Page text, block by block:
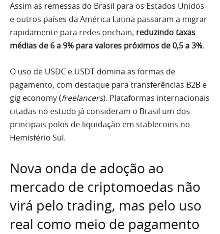
Assim as remessas do Brasil para os Estados Unidos
e outros países da América Latina passaram a migrar
rapidamente para redes onchain, reduzindo taxas
médias de 6 a 9% para valores próximos de 0,5 a 3%.
O uso de USDC e USDT domina as formas de
pagamento, com destaque para transferências B2B e
gig economy (freelancers). Plataformas internacionais
citadas no estudo já consideram o Brasil um dos
principais polos de liquidação em stablecoins no
Hemisfério Sul.
Nova onda de adoção ao
mercado de criptomoedas não
virá pelo trading, mas pelo uso
real como meio de pagamento